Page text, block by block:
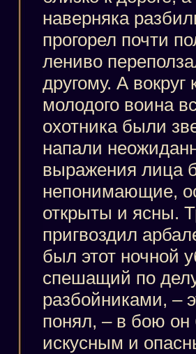
наверняка
прогорел почти
лениво
другому. А
молодого воина
охотника были
напали
выражения лица
непонимающие,
открыты и ясны.
пригвоздил
был этот ночной
спешащий по
разбойниками, –
понял, – в бою
искусным и